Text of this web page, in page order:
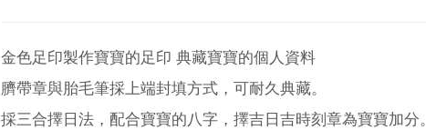
金色足印製作寶寶的足印 典藏寶寶的個人資料
臍帶章與胎毛筆採上端封填方式，可耐久典藏。
採三合擇日法，配合寶寶的八字，擇吉日吉時刻章為寶寶加分。